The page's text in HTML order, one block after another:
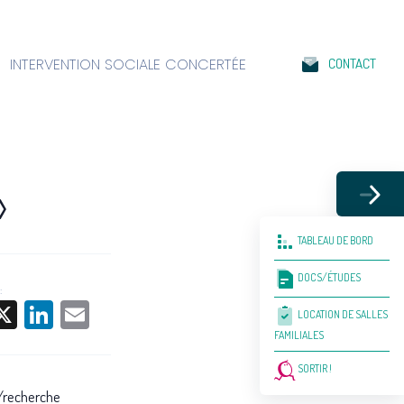
TABLEAU DE BORD
DOCS/ÉTUDES
LOCATION DE SALLES
FAMILIALES
SORTIR !
INTERVENTION SOCIALE CONCERTÉE CONTACT
X LinkedIn
Email